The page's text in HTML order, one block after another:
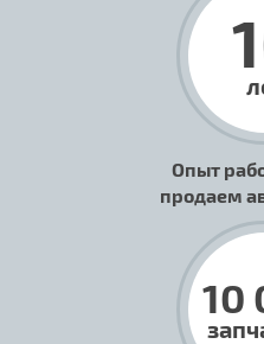
Опыт
продаем
10